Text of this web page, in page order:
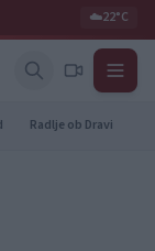
☁️22°C
Radlje ob Dravi